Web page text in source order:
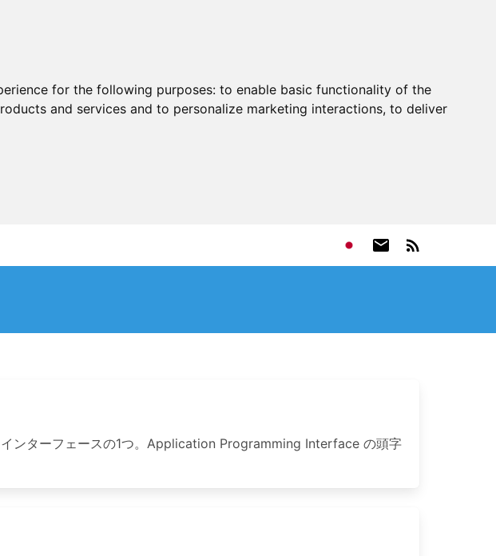
for the following purposes: to enable basic functionality of the
and services and to personalize marketing interactions, to deliver
ンターフェースの1つ。Application Programming Interface の頭字